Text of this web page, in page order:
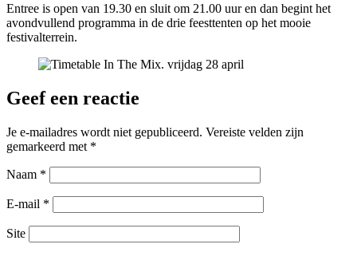
Entree is open van 19.30 en sluit om 21.00 uur en dan begint het
avondvullend programma in de drie feesttenten op het mooie
festivalterrein.
Geef een reactie
Je e-mailadres wordt niet gepubliceerd. Vereiste velden zijn
gemarkeerd met *
Naam *
E-mail *
Site